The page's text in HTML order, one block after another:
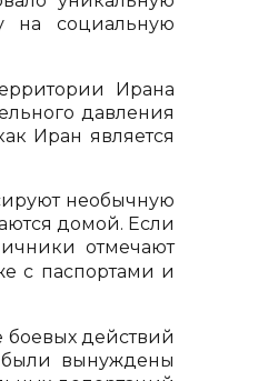
на социальную
Ирана
давления
Иран является
необычную
домой. Если
отмечают
с паспортами и
боевых действий
вынуждены